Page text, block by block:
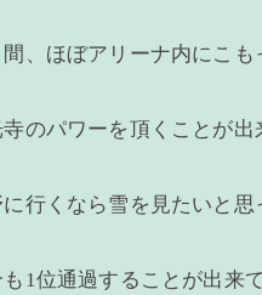
間、ほぼアリーナ内にこ
のパワーを頂くことが
行くなら雪を見たいと
も1位通過することが出来